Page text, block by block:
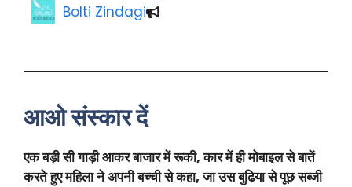
Bolti Zindagi
आओ संस्कार दें
एक बड़ी सी गाड़ी आकर बाजार में रूकी, कार में ही मोबाइल से बातें
करते हुए महिला ने अपनी बच्ची से कहा, जा उस बुढिया से पूछ सब्जी